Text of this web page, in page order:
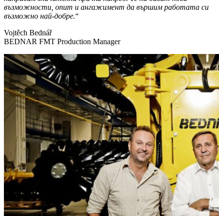
възможности, опит и ангажимент да вършим работата си
възможно най-добре.“
Vojtěch Bednář
BEDNAR FMT Production Manager